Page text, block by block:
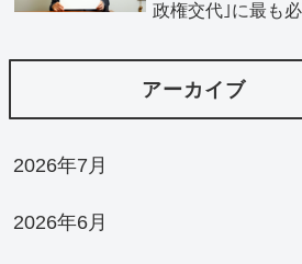
政権交代｣に最も
アーカイブ
2026年7月
2026年6月